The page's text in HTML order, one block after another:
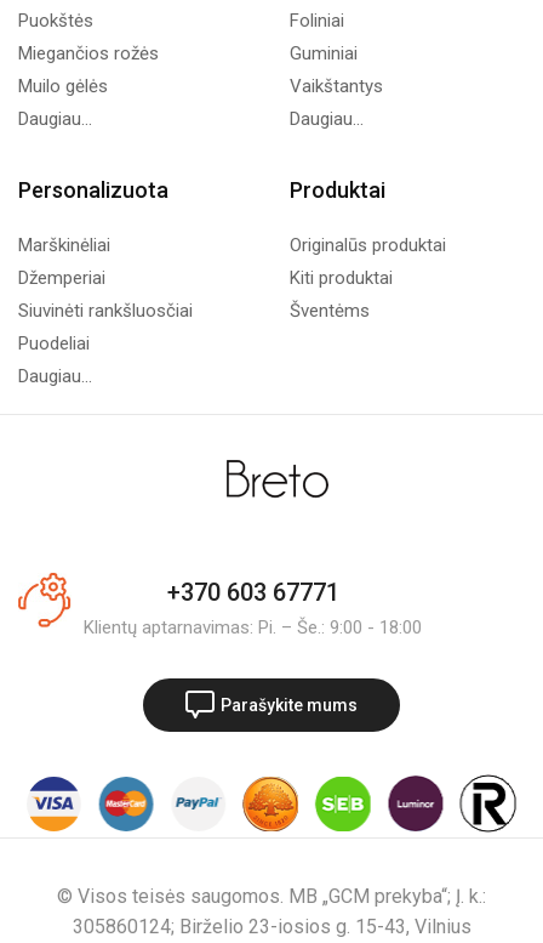
Puokštės
Miegančios rožės
Muilo gėlės
Daugiau...
Foliniai
Guminiai
Vaikštantys
Daugiau...
Personalizuota
Marškinėliai
Džemperiai
Siuvinėti rankšluosčiai
Puodeliai
Daugiau...
Produktai
Originalūs produktai
Kiti produktai
Šventėms
+370 603 67771
Klientų aptarnavimas: Pi. – Še.: 9:00 - 18:00
Parašykite mums
© Visos teisės saugomos. MB „GCM prekyba“; Į. k.:
305860124; Birželio 23-iosios g. 15-43, Vilnius